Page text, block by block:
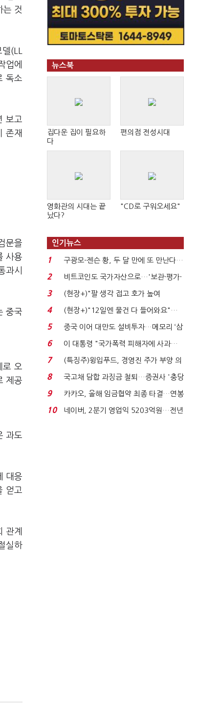
는 것
(LL
업에
독소
보고
존재
문을
사용
과시
중국
로 오
제공
과도
대응
얻고
관계
실하
뉴스북
집다운 집이 필요하
다
편의점 전성시대
영화관의 시대는 끝
났다?
"CD로 구워오세요"
인기뉴스
1
구광모-젠슨 황, 두 달 만에 또 만난다…
로봇·AI 등 논...
2
비트코인도 국가자산으로…'보관·평가·
처분' 기준은 ...
3
(현장+)"팔 생각 접고 호가 높여
요"…'덜 똘똘한 한 채' 20...
4
(현장+)"12일엔 물건 다 들어와요"…
빈 매대 채우며 문 연 ...
5
중국 이어 대만도 설비투자…메모리 ‘삼
국전쟁’
6
이 대통령 "국가폭력 피해자에 사과…
적극적 조사로 진...
7
(특징주)윙입푸드, 경영진 주가 부양 의
지에 상한가...
8
국고채 담합 과징금 철퇴…증권사 '충당
금 폭탄' 우려...
9
카카오, 올해 임금협약 최종 타결…연봉
6.3% 인상·격려...
10
네이버, 2분기 영업익 5203억원…전년